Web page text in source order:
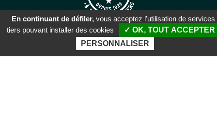
SIÈGE SOCIAL
51 rue Descartes
En continuant de défiler, vous acceptez l'utilisation de services
tiers pouvant installer des cookies
✓ OK, TOUT ACCEPTER
PERSONNALISER